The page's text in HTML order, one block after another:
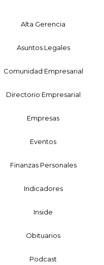
Alta Gerencia
Asuntos Legales
Comunidad Empresarial
Directorio Empresarial
Empresas
Eventos
Finanzas Personales
Indicadores
Inside
Obituarios
Podcast